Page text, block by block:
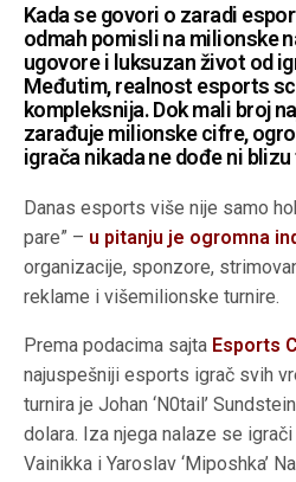
Kada se govori o zaradi
odmah pomisli na milionske
ugovore i luksuzan život od
Međutim, realnost esports
kompleksnija. Dok mali broj
zarađuje milionske cifre,
igrača nikada ne dođe ni
Danas esports više nije samo
pare” – u pitanju je ogromna
organizacije, sponzore,
reklame i višemilionske turnire.
Prema podacima sajta Esports
najuspešniji esports igrač svih
turnira je Johan ‘N0tail’
dolara. Iza njega nalaze se
Vainikka i Yaroslav ‘Miposhka’